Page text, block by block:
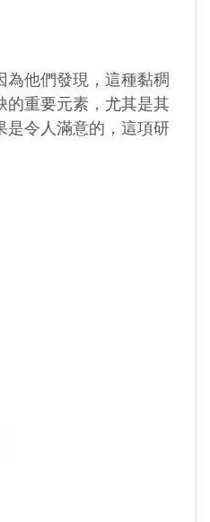
為他們發現，這種黏稠
的重要元素，尤其是其
是令人滿意的，這項研